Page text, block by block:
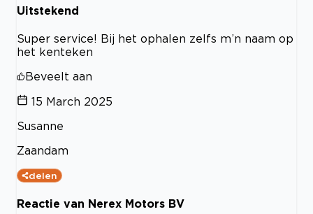
Uitstekend
Super service! Bij het ophalen zelfs m’n naam op
het kenteken
Beveelt aan
15 March 2025
Susanne
Zaandam
delen
Reactie van Nerex Motors BV